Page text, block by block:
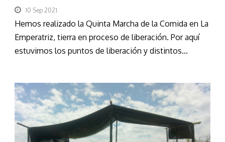
10 Sep 2021
Hemos realizado la Quinta Marcha de la Comida en La
Emperatriz, tierra en proceso de liberación. Por aquí
estuvimos los puntos de liberación y distintos...